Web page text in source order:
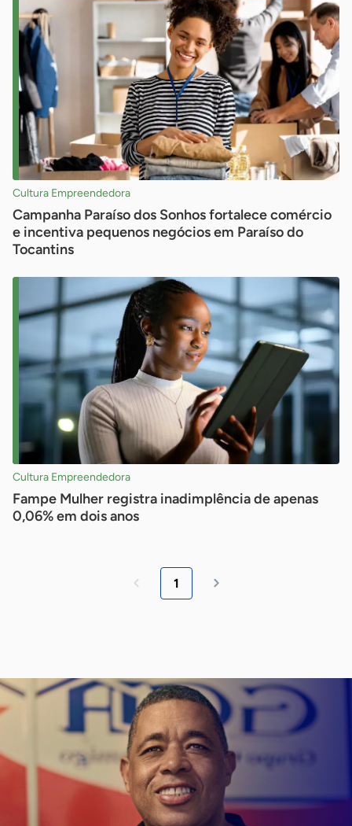
Cultura Empreendedora
Campanha Paraíso dos Sonhos fortalece comércio
e incentiva pequenos negócios em Paraíso do
Tocantins
Cultura Empreendedora
Fampe Mulher registra inadimplência de apenas
0,06% em dois anos
1